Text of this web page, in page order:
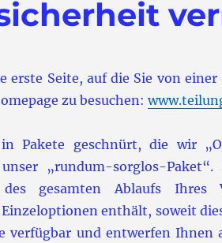
Seite, auf die Sie von
zu besuchen:
Pakete geschnürt, die wir
„rundum-sorglos-
gesamten Ablaufs Ihres
enthält, soweit
und entwerfen Ihnen